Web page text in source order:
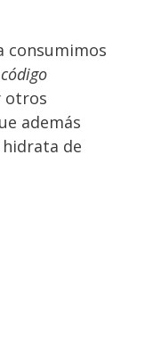
consumimos
código
otros
además
hidrata de